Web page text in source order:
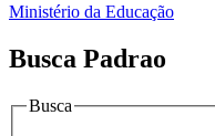
Ministério da Educação
Busca Padrao
Busca